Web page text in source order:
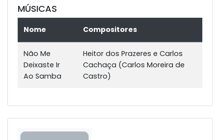
MÚSICAS
Nome Compositores
Não Me
Deixaste Ir
Ao Samba
Heitor dos Prazeres e Carlos
Cachaça (Carlos Moreira de
Castro)